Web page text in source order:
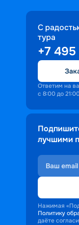
С
тура
+7
Ответим на
с 8:00 до
лучшими
Нажимая
Политику
даёте